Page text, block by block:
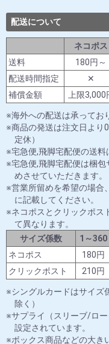
配送について
ネコポス
送料
180円～
配送時間指定
✕
補償金額
上限3,000
海外への配送は承ってお
商品の発送は注文日より
定休）
宅急便,飛脚宅配便の送料
宅急便,飛脚宅配便は梱
めさせていただきます。
営業所留めを希望の場合
に記載してください。
ネコポスとクリックポス
て異なります。
サイズ係数
1～360
ネコポス
180円
クリックポスト
210円
シングルカードはサイズ
除く）
サプライ（スリーブ/ロ
設定されています。
ボックス商品などの大き